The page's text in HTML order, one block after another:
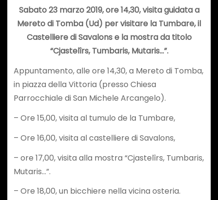
Sabato 23 marzo 2019, ore 14,30, visita guidata a
Mereto di Tomba (Ud) per visitare la Tumbare, il
Castelliere di Savalons e la mostra da titolo
“Cjastelîrs, Tumbaris, Mutaris…”.
Appuntamento, alle ore 14,30, a Mereto di Tomba,
in piazza della Vittoria (presso Chiesa
Parrocchiale di San Michele Arcangelo).
– Ore 15,00, visita al tumulo de la Tumbare,
– Ore 16,00, visita al castelliere di Savalons,
– ore 17,00, visita alla mostra “Cjastelîrs, Tumbaris,
Mutaris…”.
– Ore 18,00, un bicchiere nella vicina osteria.